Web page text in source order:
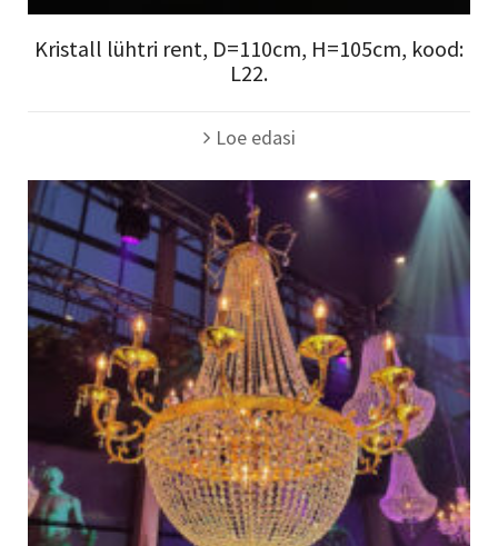
Kristall lühtri rent, D=110cm, H=105cm, kood:
L22.
Loe edasi